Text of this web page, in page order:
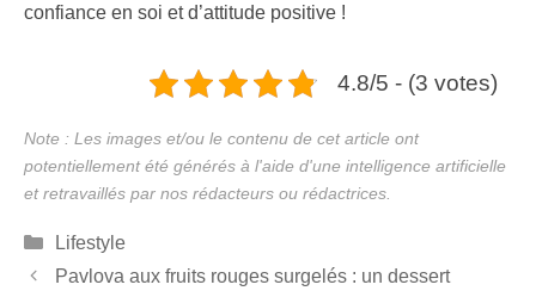
confiance en soi et d’attitude positive !
4.8/5 - (3 votes)
Catégories
Lifestyle
Pavlova aux fruits rouges surgelés : un dessert